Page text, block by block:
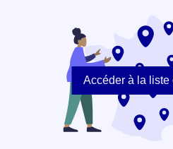
Accéder à la liste